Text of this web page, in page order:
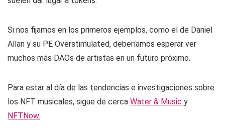
Si nos fijamos en los primeros ejemplos, como el de Daniel
Allan y su PE Overstimulated, deberíamos esperar ver
muchos más DAOs de artistas en un futuro próximo.
Para estar al día de las tendencias e investigaciones sobre
los NFT musicales, sigue de cerca Water & Music y
NFTNow.